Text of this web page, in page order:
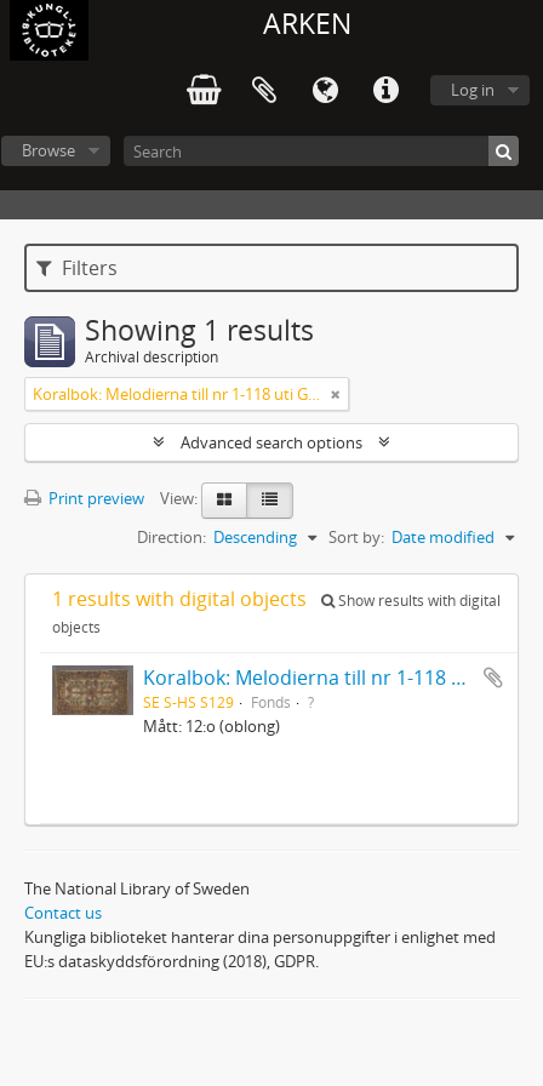
ARKEN
Log in
Browse
Filters
Showing 1 results
Archival description
Koralbok: Melodierna till nr 1-118 uti Gamla Psalmboken, enstämmigt satta
Advanced search options
Print preview
View:
Sort by: Date modified
Direction: Descending
1 results with digital objects
Show results with digital
objects
Koralbok: Melodierna till nr 1-118 uti Gamla Psalmboken, enstämmigt satta
SE S-HS S129 Fonds ?
Mått: 12:o (oblong)
The National Library of Sweden
Contact us
Kungliga biblioteket hanterar dina personuppgifter i enlighet med
EU:s dataskyddsförordning (2018), GDPR.